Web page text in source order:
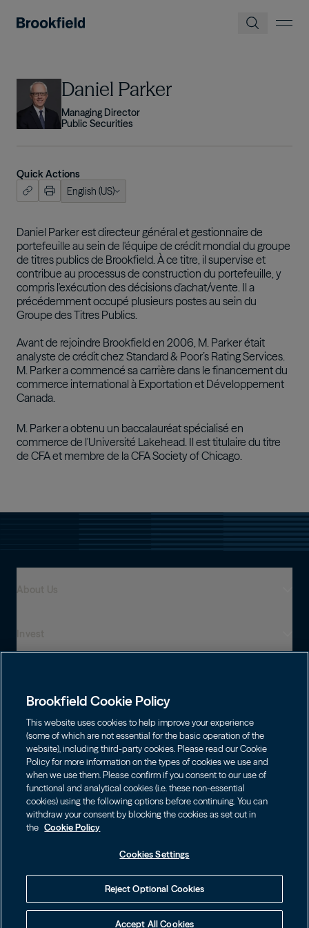
Image Daniel Parker
Managing Director
Public Securities
Quick Actions
English (US)
(US)
Daniel Parker est directeur général et gestionnaire de
portefeuille au sein de l'équipe de crédit mondial du groupe
de titres publics de Brookfield. À ce titre, il supervise et
contribue au processus de construction du portefeuille, y
compris l'exécution des décisions d'achat/vente. Il a
précédemment occupé plusieurs postes au sein du
Groupe des Titres Publics.
Avant de rejoindre Brookfield en 2006, M. Parker était
analyste de crédit chez Standard & Poor’s Rating Services.
M. Parker a commencé sa carrière dans le financement du
commerce international à Exportation et Développement
Canada.
M. Parker a obtenu un baccalauréat spécialisé en
commerce de l'Université Lakehead. Il est titulaire du titre
de CFA et membre de la CFA Society of Chicago.
Asset Management
Wealth Solutions
Financial Advisors
Individuals
Infrastructure
Energy
Private Equity
Real Estate
Credit
Shareholders
Brookfield Corporation
BN BNT
Brookfield Asset Management
Brookfield Infrastructure Partners
Contact
Contact Us
Privacy
Conditions générales d’utilisation
Accessibility Notice
Politique de gestion des témoins
Choose Language
English
Français
Visit Local Site
中国
대한민국
Brookfield Cookie Policy
This website uses cookies to help improve your experience
(some of which are not essential for the basic operation of the
website), including third-party cookies. Please read our Cookie
Policy for more information on the types of cookies we use and
when we use them. Please confirm if you consent to our use of
functional and analytical cookies (i.e. these non-essential
cookies) using the following options before continuing. You can
withdraw your consent by blocking the cookies as set out in
the Cookie Policy
Cookies Settings
Reject Optional Cookies
Accept All Cookies